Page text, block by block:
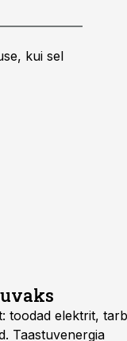
kui sel
toodad elektrit,
Taastuvenergia